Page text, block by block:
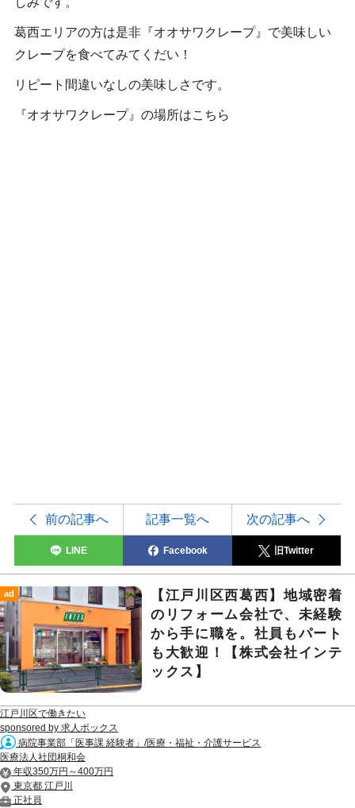
葛西エリアの方は是非『オオサワクレープ』で美味しい
クレープを食べてみてくだい！
リピート間違いなしの美味しさです。
『オオサワクレープ』の場所はこちら
前の記事へ 記事一覧へ 次の記事へ
LINE Facebook 旧Twitter
ad
【江戸川区西葛西】地域密着
のリフォーム会社で、未経験
から手に職を。社員もパート
も大歓迎！【株式会社インテ
ックス】
江戸川区で働きたい
sponsored by 求人ボックス
病院事業部「医事課 経験者」/医療・福祉・介護サービス
医療法人社団桐和会
年収350万円～400万円
東京都 江戸川
正社員